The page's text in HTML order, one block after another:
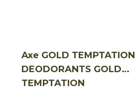
Axe GOLD TEMPTATION
DEODORANTS GOLD
TEMPTATION